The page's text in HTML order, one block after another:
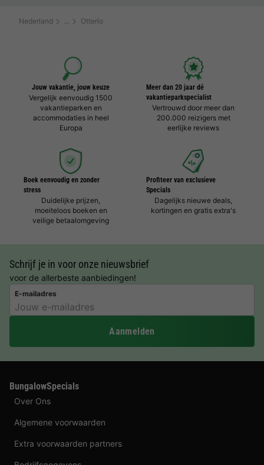
Nederland Otterlo
Jouw vakantie, jouw keuze
Vergelijk eenvoudig 1500
vakantieparken en
accommodaties in heel
Europa
Meer dan 20 jaar dé
vakantieparkspecialist
Vertrouwd door meer dan
200.000 reizigers met
eerlijke reviews
Boek eenvoudig en zonder
stress
Duidelijke prijzen,
moeiteloos boeken en
veilige betaalomgeving
Profiteer van exclusieve
Specials
Dagelijks nieuwe deals,
kortingen en gratis extra's
Schrijf je in voor onze nieuwsbrief
voor de allerbeste aanbiedingen!
E-mailadres
Aanmelden
BungalowSpecials
Over Ons
Algemene voorwaarden
Extra voorwaarden partners